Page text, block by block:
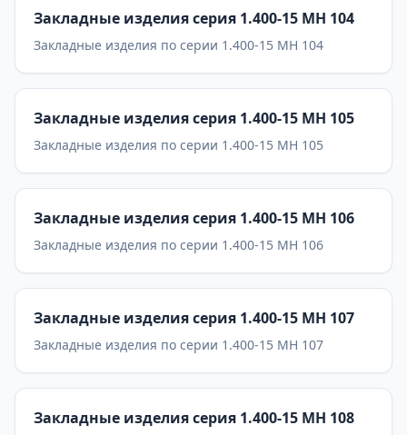
Закладные изделия серия 1.400-15 МН 104
Закладные изделия по серии 1.400-15 МН 104
Закладные изделия серия 1.400-15 МН 105
Закладные изделия по серии 1.400-15 МН 105
Закладные изделия серия 1.400-15 МН 106
Закладные изделия по серии 1.400-15 МН 106
Закладные изделия серия 1.400-15 МН 107
Закладные изделия по серии 1.400-15 МН 107
Закладные изделия серия 1.400-15 МН 108